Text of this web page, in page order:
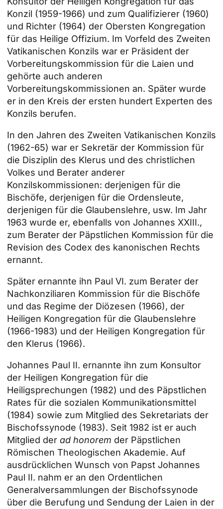
Konzil (1959-1966) und zum Qualifizierer (1960)
und Richter (1964) der Obersten Kongregation
für das Heilige Offizium. Im Vorfeld des Zweiten
Vatikanischen Konzils war er Präsident der
Vorbereitungskommission für die Laien und
gehörte auch anderen
Vorbereitungskommissionen an. Später wurde
er in den Kreis der ersten hundert Experten des
Konzils berufen.
In den Jahren des Zweiten Vatikanischen Konzils
(1962-65) war er Sekretär der Kommission für
die Disziplin des Klerus und des christlichen
Volkes und Berater anderer
Konzilskommissionen: derjenigen für die
Bischöfe, derjenigen für die Ordensleute,
derjenigen für die Glaubenslehre, usw. Im Jahr
1963 wurde er, ebenfalls von Johannes XXIII.,
zum Berater der Päpstlichen Kommission für die
Revision des Codex des kanonischen Rechts
ernannt.
Später ernannte ihn Paul VI. zum Berater der
Nachkonziliaren Kommission für die Bischöfe
und das Regime der Diözesen (1966), der
Heiligen Kongregation für die Glaubenslehre
(1966-1983) und der Heiligen Kongregation für
den Klerus (1966).
Johannes Paul II. ernannte ihn zum Konsultor
der Heiligen Kongregation für die
Heiligsprechungen (1982) und des Päpstlichen
Rates für die sozialen Kommunikationsmittel
(1984) sowie zum Mitglied des Sekretariats der
Bischofssynode (1983). Seit 1982 ist er auch
Mitglied der ad honorem der Päpstlichen
Römischen Theologischen Akademie. Auf
ausdrücklichen Wunsch von Papst Johannes
Paul II. nahm er an den Ordentlichen
Generalversammlungen der Bischofssynode
über die Berufung und Sendung der Laien in der